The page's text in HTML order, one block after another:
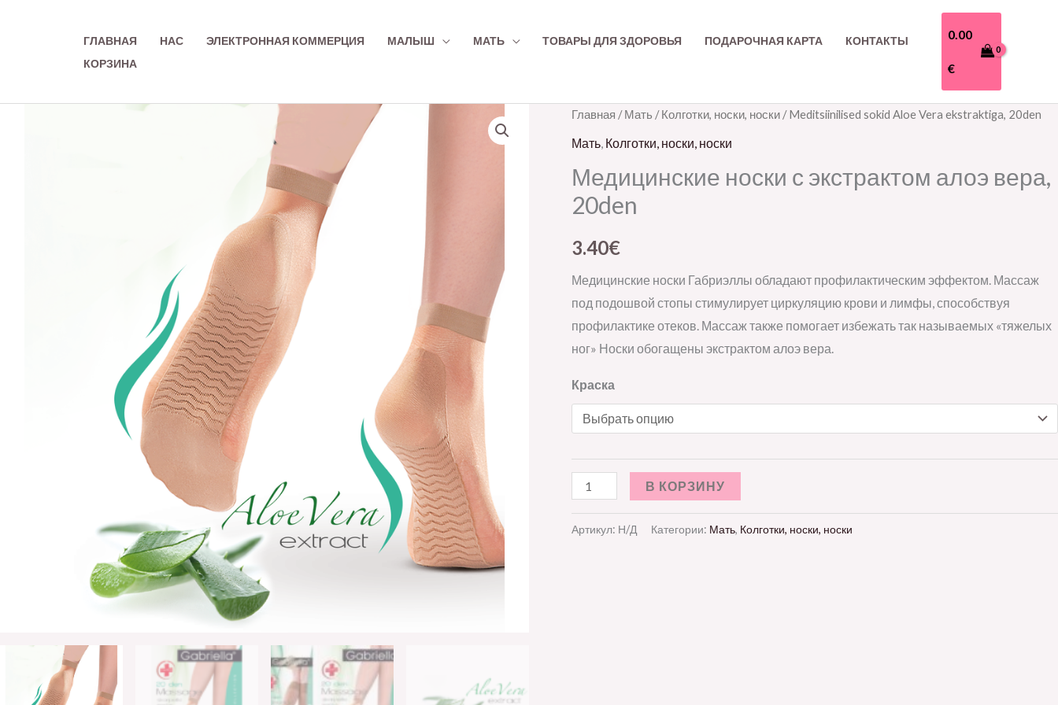
ГЛАВНАЯ НАС ЭЛЕКТРОННАЯ КОММЕРЦИЯ МАЛЫШ МАТЬ ТОВАРЫ ДЛЯ ЗДОРОВЬЯ ПОДАРОЧНАЯ КАРТА
КОНТАКТЫ
КОРЗИНА
0.00
€
Главная /Мать /Колготки, носки, носки/ Meditsiinilised sokid Aloe Vera ekstraktiga, 20den
Мать, Колготки, носки, носки
Медицинские носки с экстрактом алоэ вера,
20den
3.40€
Медицинские носки Габриэллы обладают профилактическим эффектом. Массаж
под подошвой стопы стимулирует циркуляцию крови и лимфы, способствуя
профилактике отеков. Массаж также помогает избежать так называемых «тяжелых
ног» Носки обогащены экстрактом алоэ вера.
Краска
Количество
товара
sokid
Aloe
ekstraktiga,
20den
В КОРЗИНУ
Артикул: Н/Д Категории: Мать, Колготки, носки, носки